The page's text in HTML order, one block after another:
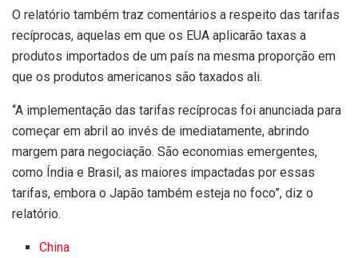
O relatório também traz comentários a respeito das tarifas
recíprocas, aquelas em que os EUA aplicarão taxas a
produtos importados de um país na mesma proporção em
que os produtos americanos são taxados ali.
“A implementação das tarifas recíprocas foi anunciada para
começar em abril ao invés de imediatamente, abrindo
margem para negociação. São economias emergentes,
como Índia e Brasil, as maiores impactadas por essas
tarifas, embora o Japão também esteja no foco”, diz o
relatório.
China